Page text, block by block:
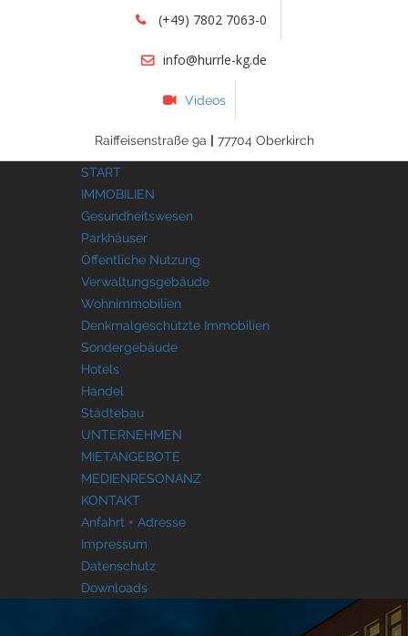
(+49) 7802 7063-0
info@hurrle-kg.de
Videos
Raiffeisenstraße 9a | 77704 Oberkirch
START
IMMOBILIEN
Gesundheitswesen
Parkhäuser
Öffentliche Nutzung
Verwaltungsgebäude
Wohnimmobilien
Denkmalgeschützte Immobilien
Sondergebäude
Hotels
Handel
Städtebau
UNTERNEHMEN
MIETANGEBOTE
MEDIENRESONANZ
KONTAKT
Anfahrt + Adresse
Impressum
Datenschutz
Downloads